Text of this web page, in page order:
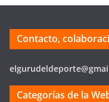
Contacto,
Categorías de la